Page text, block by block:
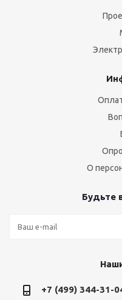
О
Будьте
+7 (499) 344-31-